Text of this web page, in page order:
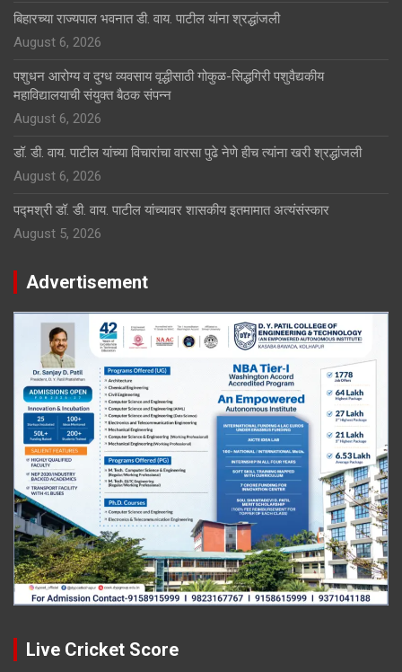
बिहारच्या राज्यपाल भवनात डी. वाय. पाटील यांना श्रद्धांजली
August 6, 2026
पशुधन आरोग्य व दुग्ध व्यवसाय वृद्धीसाठी गोकुळ-सिद्धगिरी पशुवैद्यकीय
महाविद्यालयाची संयुक्त बैठक संपन्न
August 6, 2026
डॉ. डी. वाय. पाटील यांच्या विचारांचा वारसा पुढे नेणे हीच त्यांना खरी श्रद्धांजली
August 6, 2026
पद्मश्री डॉ. डी. वाय. पाटील यांच्यावर शासकीय इतमामात अत्यंसंस्कार
August 5, 2026
Advertisement
Live Cricket Score